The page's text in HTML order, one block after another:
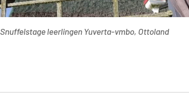
Snuffelstage leerlingen Yuverta-vmbo, Ottoland